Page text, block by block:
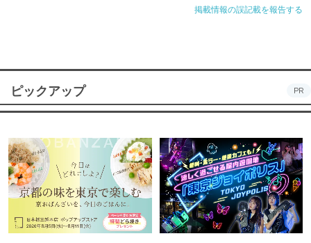
掲載情報の誤記載を報告する
ピックアップ PR